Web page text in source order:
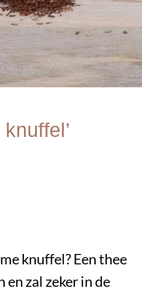
knuffel? Een thee
en zal zeker in de